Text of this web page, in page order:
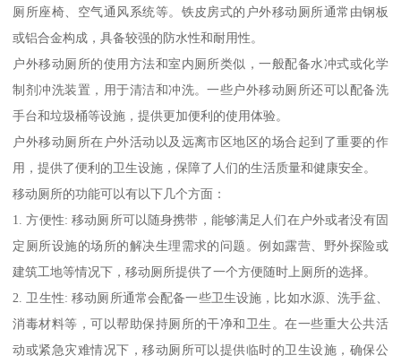
厕所座椅、空气通风系统等。铁皮房式的户外移动厕所通常由钢板
或铝合金构成，具备较强的防水性和耐用性。
户外移动厕所的使用方法和室内厕所类似，一般配备水冲式或化学
制剂冲洗装置，用于清洁和冲洗。一些户外移动厕所还可以配备洗
手台和垃圾桶等设施，提供更加便利的使用体验。
户外移动厕所在户外活动以及远离市区地区的场合起到了重要的作
用，提供了便利的卫生设施，保障了人们的生活质量和健康安全。
移动厕所的功能可以有以下几个方面：
1. 方便性: 移动厕所可以随身携带，能够满足人们在户外或者没有固
定厕所设施的场所的解决生理需求的问题。例如露营、野外探险或
建筑工地等情况下，移动厕所提供了一个方便随时上厕所的选择。
2. 卫生性: 移动厕所通常会配备一些卫生设施，比如水源、洗手盆、
消毒材料等，可以帮助保持厕所的干净和卫生。在一些重大公共活
动或紧急灾难情况下，移动厕所可以提供临时的卫生设施，确保公